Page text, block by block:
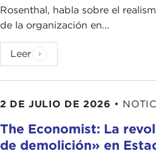
Rosenthal, habla sobre el
de la organización en...
Leer
2 DE JULIO DE 2026 •
The Economist: La
de demolición» en